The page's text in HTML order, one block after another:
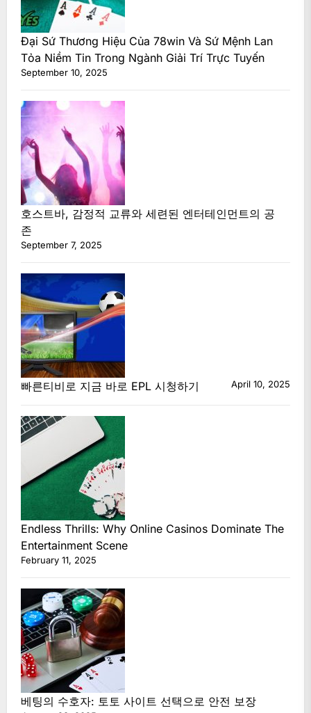
Đại Sứ Thương Hiệu Của 78win Và Sứ Mệnh Lan
Tỏa Niềm Tin Trong Ngành Giải Trí Trực Tuyến
September 10, 2025
호스트바, 감정적 교류와 세련된 엔터테인먼트의 공
존
September 7, 2025
빠른티비로 지금 바로 EPL 시청하기 April 10, 2025
Endless Thrills: Why Online Casinos Dominate The
Entertainment Scene
February 11, 2025
베팅의 수호자: 토토 사이트 선택으로 안전 보장